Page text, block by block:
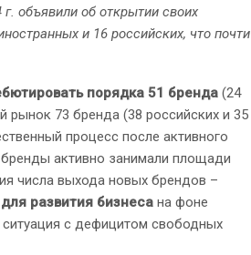
объявили об открытии своих
и 16 российских, что почти
порядка 51 бренда (24
рынок 73 бренда (38 российских и 35
процесс после активного
бренды активно занимали площади
числа выхода новых брендов –
развития бизнеса на фоне
с дефицитом свободных